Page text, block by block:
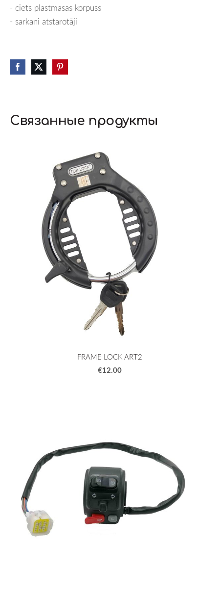
- ciets plastmasas korpuss
- sarkani atstarotāji
Связанные продукты
FRAME LOCK ART2
€12.00